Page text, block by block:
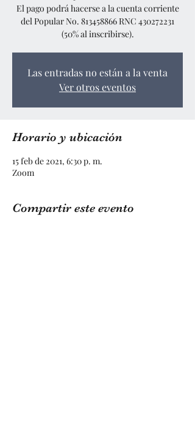
El pago podrá hacerse a la cuenta corriente
del Popular No. 813458866 RNC 430272231
(50% al inscribirse).
Las entradas no están a la venta
Ver otros eventos
Horario y ubicación
15 feb de 2021, 6:30 p. m.
Zoom
Compartir este evento